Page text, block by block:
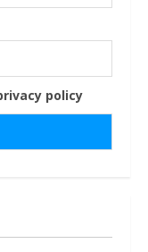
policy